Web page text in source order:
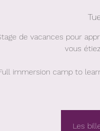
de vacances pour
vous
immersion camp to
Les